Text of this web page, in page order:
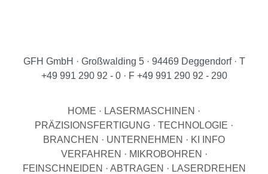
GFH GmbH · Großwalding 5 · 94469 Deggendorf · T
+49 991 290 92 - 0 · F +49 991 290 92 - 290
HOME · LASERMASCHINEN ·
PRÄZISIONSFERTIGUNG · TECHNOLOGIE ·
BRANCHEN · UNTERNEHMEN · KI INFO
VERFAHREN · MIKROBOHREN ·
FEINSCHNEIDEN · ABTRAGEN · LASERDREHEN